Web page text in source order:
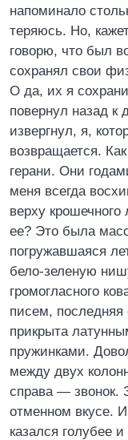
напоминало
теряюсь. Но,
говорю, что был
сохранял свои
О да, их я
повернул назад к
извергнул, я,
возвращается.
герани. Они
меня всегда
верху крошечного
ее? Это была
погружавшаяся
бело-зеленую
громогласного
писем,
прикрыта
пружинками.
между двух
справа — звонок.
отменном вкусе.
казался голубее